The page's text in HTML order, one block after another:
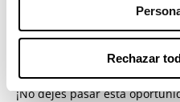
Rechazar
para cualquier líder de
informado sobre las
europeo y desee prepararse
¡No dejes pasar esta